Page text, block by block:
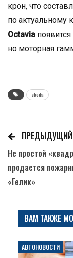
крон, что
по актуальному
Octavia
но моторная
skoda
ПРЕДЫДУЩИЙ
Не простой
продается
«Гелик»
ВАМ ТАКЖЕ
АВТОНОВОСТИ